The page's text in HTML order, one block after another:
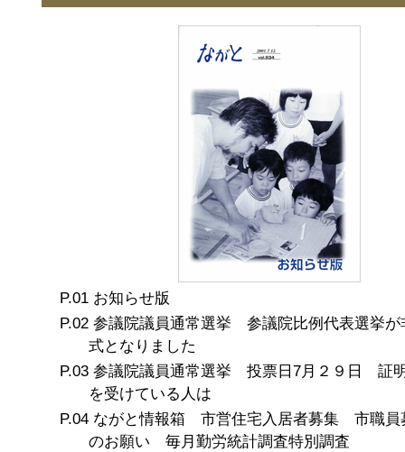
お知らせ版
参議院議員通常選挙 参議院比例代表選挙が
式となりました
参議院議員通常選挙 投票日7月２９日 証
を受けている人は
ながと情報箱 市営住宅入居者募集 市職
のお願い 毎月勤労統計調査特別調査